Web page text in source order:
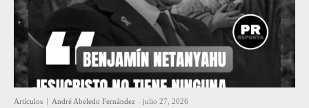
Artículos André Abeledo Fernández - julio 27, 2026